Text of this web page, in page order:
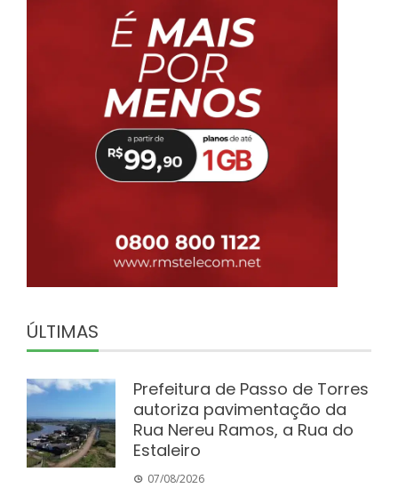
ÚLTIMAS
Prefeitura de Passo de Torres
autoriza pavimentação da
Rua Nereu Ramos, a Rua do
Estaleiro
07/08/2026